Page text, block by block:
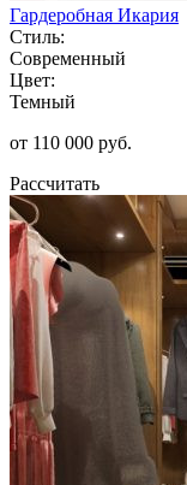
Гардеробная Икария
Стиль:
Современный
Цвет:
Темный
от 110 000 руб.
Рассчитать